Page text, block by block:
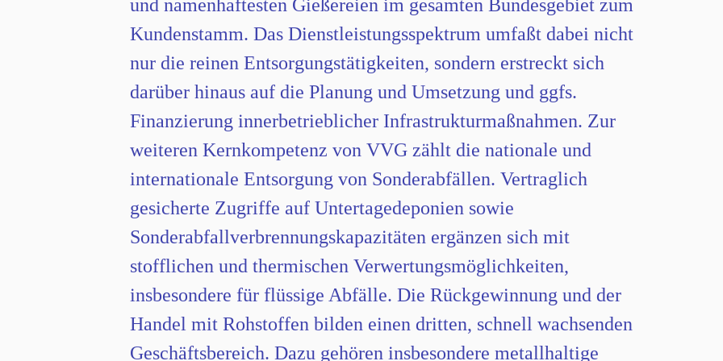
und namenhaftesten Gießereien im gesamten Bundesgebiet zum
Kundenstamm. Das Dienstleistungsspektrum umfaßt dabei nicht
nur die reinen Entsorgungstätigkeiten, sondern erstreckt sich
darüber hinaus auf die Planung und Umsetzung und ggfs.
Finanzierung innerbetrieblicher Infrastrukturmaßnahmen. Zur
weiteren Kernkompetenz von VVG zählt die nationale und
internationale Entsorgung von Sonderabfällen. Vertraglich
gesicherte Zugriffe auf Untertagedeponien sowie
Sonderabfallverbrennungskapazitäten ergänzen sich mit
stofflichen und thermischen Verwertungsmöglichkeiten,
insbesondere für flüssige Abfälle. Die Rückgewinnung und der
Handel mit Rohstoffen bilden einen dritten, schnell wachsenden
Geschäftsbereich. Dazu gehören insbesondere metallhaltige